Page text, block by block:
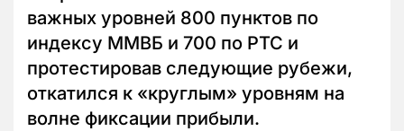
важных уровней 800 пунктов по
индексу ММВБ и 700 по РТС и
протестировав следующие рубежи,
откатился к «круглым» уровням на
волне фиксации прибыли.